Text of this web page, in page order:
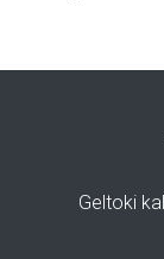
Geltoki